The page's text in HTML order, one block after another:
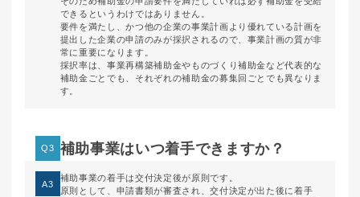
できるというわけではありません。
要件を満たし、かつ他の企業の事業計画より優れている計画を
提出した企業の申請のみが採択されるので、事業計画の質が非
常に重要になります。
採択率は、事業再構築補助金やものづくり補助金など代表的な
補助金ごとでも、それぞれの補助金の募集回ごとでも異なりま
す。
Q3 補助事業はいつ着手できますか？
A3
補助事業の着手は交付決定後が原則です。
原則として、申請書類が審査され、交付決定が出た後に着手